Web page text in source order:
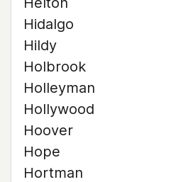
Hidalgo
Hildy
Holbrook
Holleyman
Hollywood
Hoover
Hope
Hortman